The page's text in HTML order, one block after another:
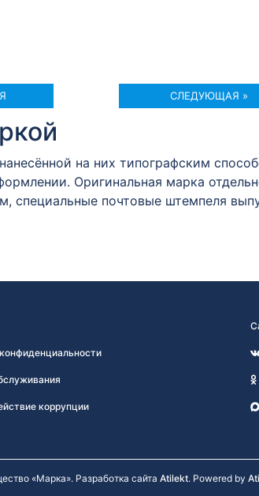
СЛЕДУЮЩАЯ »
на них типографским
Оригинальная марка
специальные почтовые штемпеля
коррупции
«Марка». Разработка сайта Atilekt. Powered by